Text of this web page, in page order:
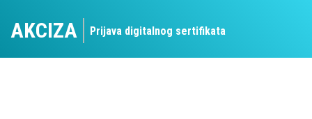
AKCIZA Prijava digitalnog sertifikata